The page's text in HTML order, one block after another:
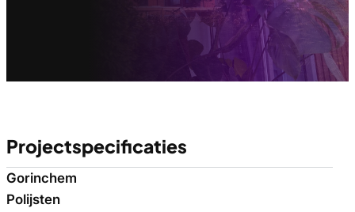
Projectspecificaties
Gorinchem
Polijsten